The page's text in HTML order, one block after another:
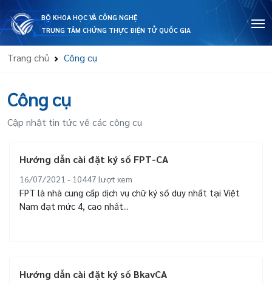
BỘ KHOA HỌC VÀ CÔNG NGHỆ
TRUNG TÂM CHỨNG THỰC ĐIỆN TỬ QUỐC GIA
Trang chủ Công cụ
Công cụ
Cập nhật tin tức về các công cụ
Hướng dẫn cài đặt ký số FPT-CA
16/07/2021 - 10447 lượt xem
FPT là nhà cung cấp dịch vụ chữ ký số duy nhất tại Việt
Nam đạt mức 4, cao nhất...
Hướng dẫn cài đặt ký số BkavCA